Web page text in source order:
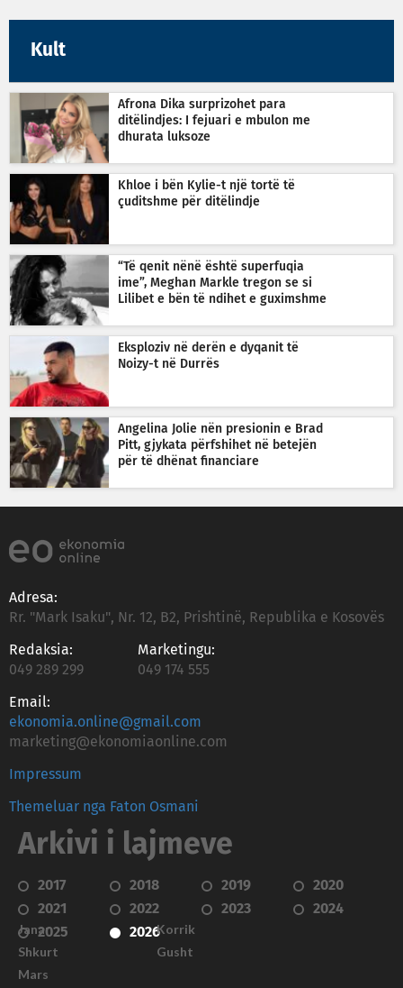
Kult
Afrona Dika surprizohet para
ditëlindjes: I fejuari e mbulon me
dhurata luksoze
Khloe i bën Kylie-t një tortë të
çuditshme për ditëlindje
“Të qenit nënë është superfuqia
ime”, Meghan Markle tregon se si
Lilibet e bën të ndihet e guximshme
Eksploziv në derën e dyqanit të
Noizy-t në Durrës
Angelina Jolie nën presionin e Brad
Pitt, gjykata përfshihet në betejën
për të dhënat financiare
Adresa:
Rr. "Mark Isaku", Nr. 12, B2, Prishtinë, Republika e Kosovës
Redaksia:
049 289 299
Marketingu:
049 174 555
Email:
ekonomia.online@gmail.com
marketing@ekonomiaonline.com
Impressum
Themeluar nga Faton Osmani
Arkivi i lajmeve
2017 2018 2019
2020
2021
2022 2023
2024
2025
2026
Janar
Shkurt
Mars
Korrik
Gusht